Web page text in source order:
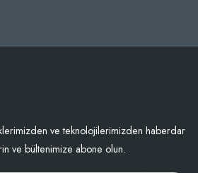
ve teknolojilerimizden haberdar
ve bültenimize abone olun.